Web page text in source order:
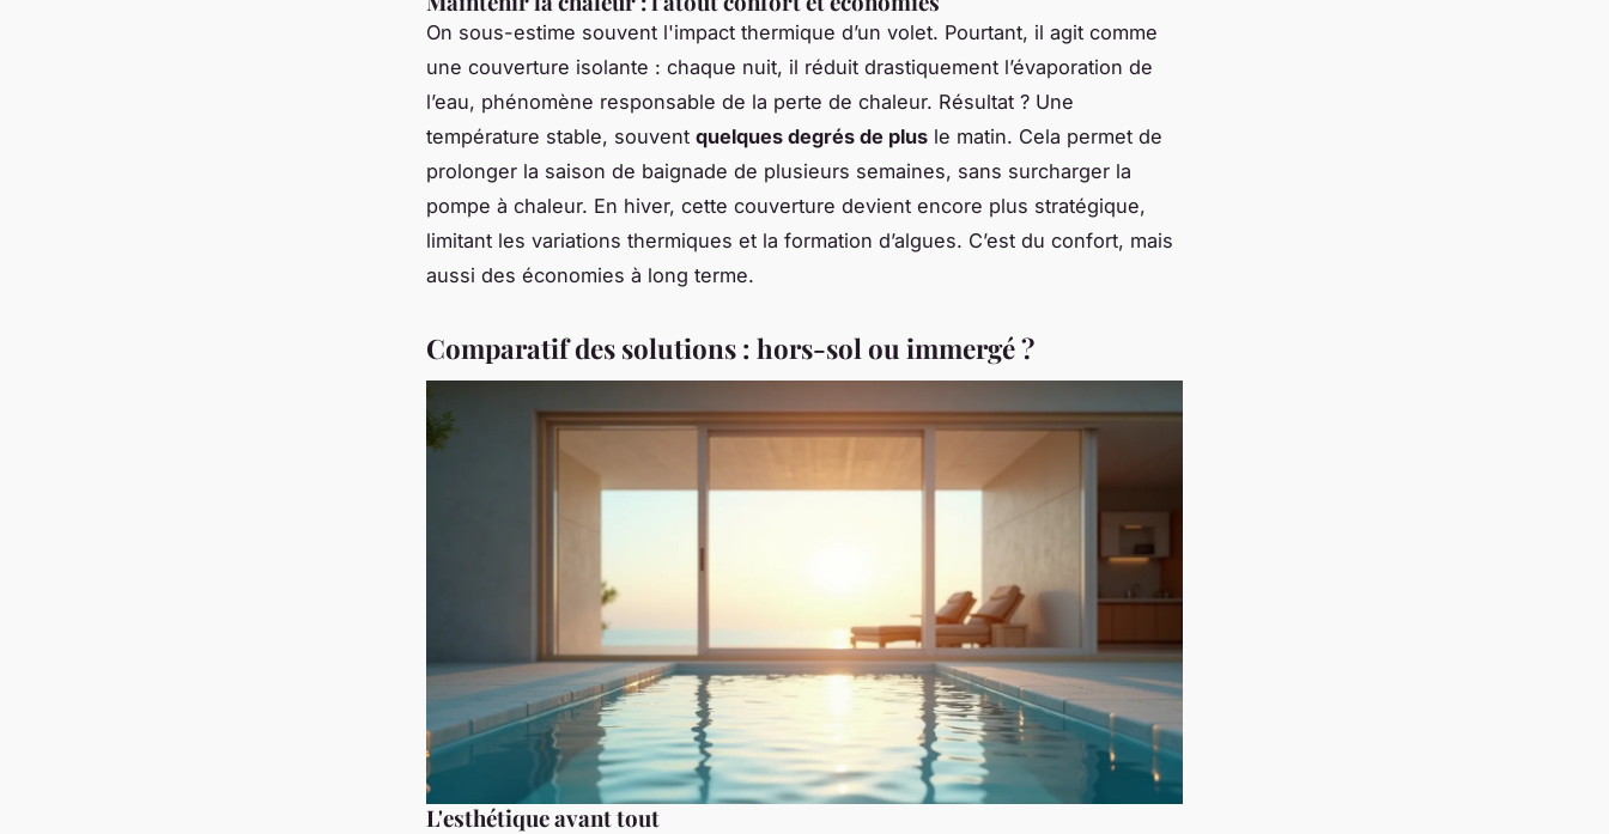
On sous-estime souvent l'impact thermique d’un volet. Pourtant, il agit comme
une couverture isolante : chaque nuit, il réduit drastiquement l’évaporation de
l’eau, phénomène responsable de la perte de chaleur. Résultat ? Une
température stable, souvent quelques degrés de plus le matin. Cela permet de
prolonger la saison de baignade de plusieurs semaines, sans surcharger la
pompe à chaleur. En hiver, cette couverture devient encore plus stratégique,
limitant les variations thermiques et la formation d’algues. C’est du confort, mais
aussi des économies à long terme.
Comparatif des solutions : hors-sol ou immergé ?
L'esthétique avant tout